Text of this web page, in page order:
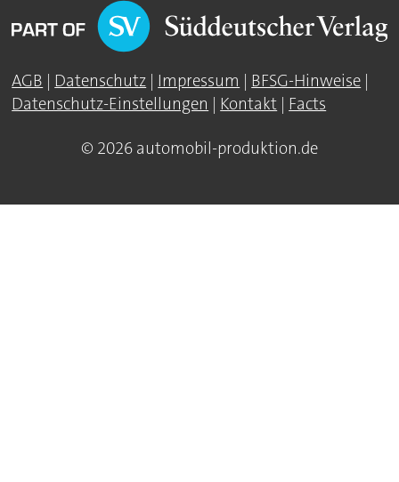
AGB | Datenschutz | Impressum | BFSG-Hinweise |
Datenschutz-Einstellungen | Kontakt | Facts
© 2026 automobil-produktion.de